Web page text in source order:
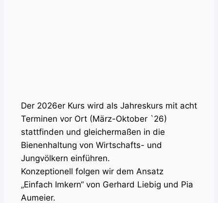
Der 2026er Kurs wird als Jahreskurs mit acht
Terminen vor Ort (März-Oktober `26)
stattfinden und gleichermaßen in die
Bienenhaltung von Wirtschafts- und
Jungvölkern einführen.
Konzeptionell folgen wir dem Ansatz
„Einfach Imkern“ von Gerhard Liebig und Pia
Aumeier.